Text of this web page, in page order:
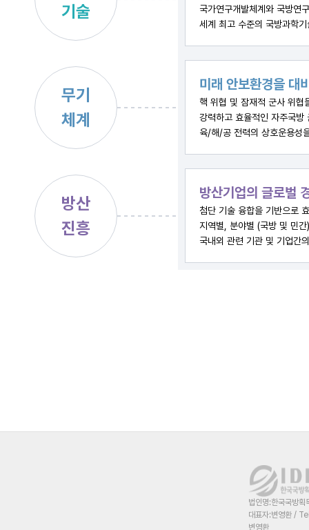
법인명:한국국방
대표자:변영환 /
변영환
기술
국가연구개발체계와 국방연
세계 최고 수준의 국방과학
무기
체계
미래 안보환경을 대
핵 위협 및 잠재적 군사 위협
강력하고 효율적인 자주국방
육/해/공 전력의 상호운용성
방산
진흥
방산기업의 글로벌
첨단 기술 융합을 기반으로
지역별, 분야별 (국방 및 민
국내외 관련 기관 및 기업간